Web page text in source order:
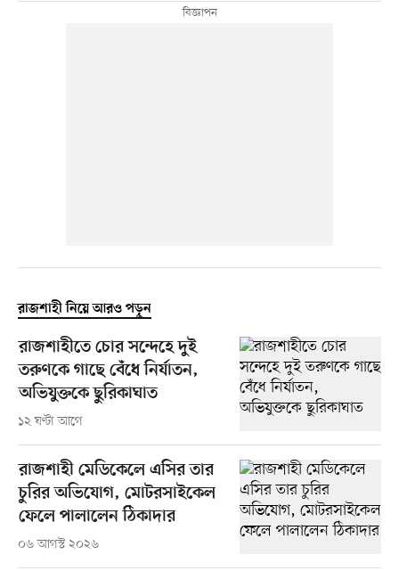
রাজশাহী নিয়ে আরও পড়ুন
রাজশাহীতে চোর সন্দেহে দুই
তরুণকে গাছে বেঁধে নির্যাতন,
অভিযুক্তকে ছুরিকাঘাত
১২ ঘণ্টা আগে
রাজশাহী মেডিকেলে এসির তার
চুরির অভিযোগ, মোটরসাইকেল
ফেলে পালালেন ঠিকাদার
০৬ আগস্ট ২০২৬